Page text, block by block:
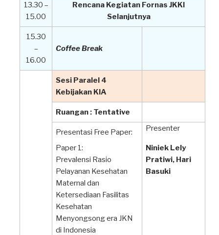
13.30 –
15.00
Rencana Kegiatan Fornas JKKI
Selanjutnya
15.30
–
16.00
Coffee Break
Sesi Paralel 4
Kebijakan KIA
Ruangan : Tentative
Presentasi Free Paper:
Paper 1:
Prevalensi Rasio
Pelayanan Kesehatan
Maternal dan
Ketersediaan Fasilitas
Kesehatan
Menyongsong era JKN
di Indonesia
Presenter
Niniek Lely
Pratiwi, Hari
Basuki